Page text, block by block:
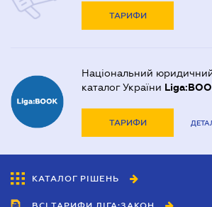
ТАРИФИ
Національний
каталог України
ТАРИФИ
КАТАЛОГ РІШЕНЬ